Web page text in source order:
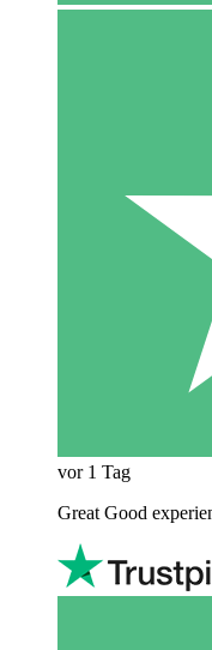
vor 1 Tag
Great Good